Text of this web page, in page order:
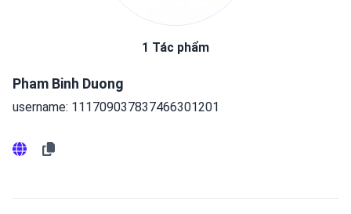
1 Tác phẩm
Pham Binh Duong
username: 111709037837466301201